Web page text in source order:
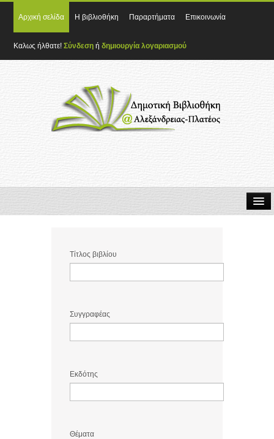
Αρχική σελίδα Η βιβλιοθήκη Παραρτήματα Επικοινωνία
Καλως ήλθατε!Σύνδεση ήδημιουργία λογαριασμού
Τίτλος βιβλίου
Συγγραφέας
Εκδότης
Θέματα